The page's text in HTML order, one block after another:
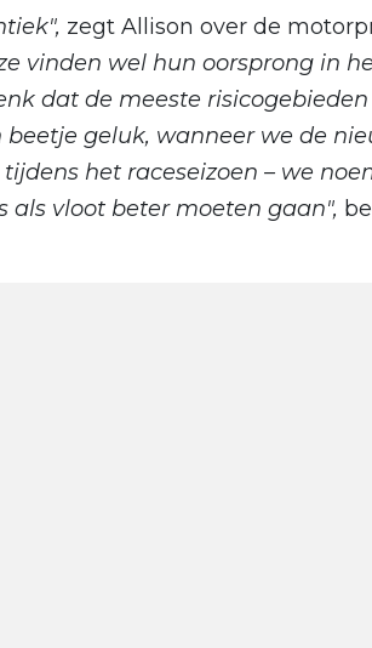
zegt Allison over de
vinden wel hun oorsprong in
dat de meeste
geluk, wanneer we de
het raceseizoen – we
als vloot beter moeten gaan",